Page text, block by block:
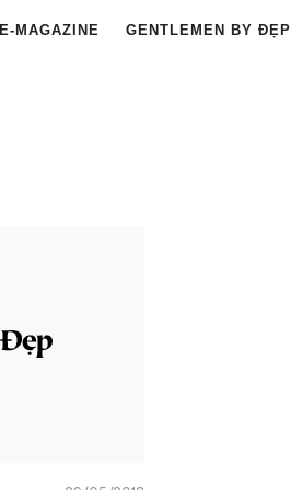
E-MAGAZINE GENTLEMEN BY ĐẸP